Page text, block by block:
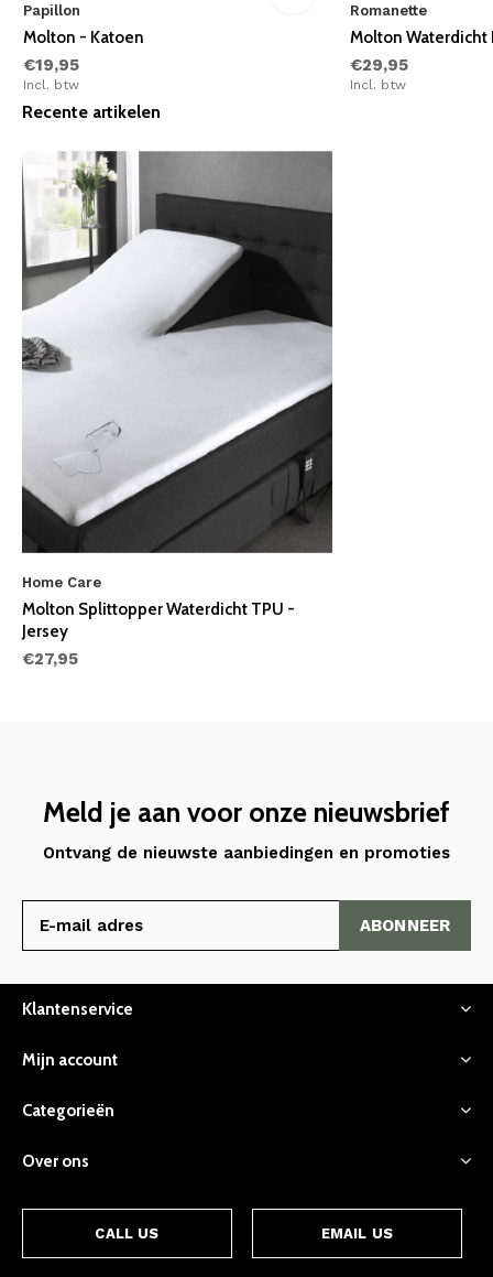
Papillon
Molton - Katoen
€19,95
Incl. btw
Romanette
Molton Waterdicht
€29,95
Incl. btw
Recente artikelen
Home Care
Molton Splittopper Waterdicht TPU -
Jersey
€27,95
Meld je aan voor onze nieuwsbrief
Ontvang de nieuwste aanbiedingen en promoties
ABONNEER
Klantenservice
Mijn account
Categorieën
Over ons
CALL US EMAIL US